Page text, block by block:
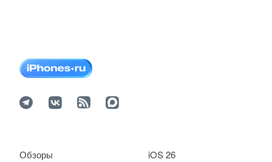
iOS 26
Обзоры